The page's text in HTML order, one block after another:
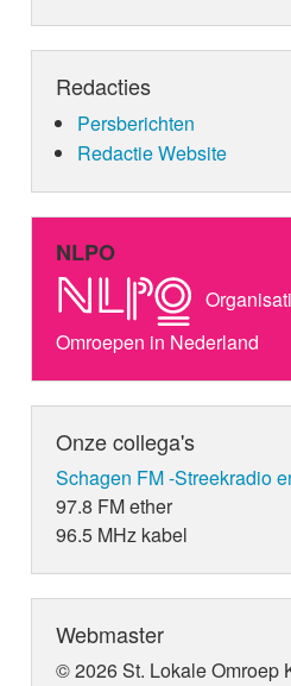
Redacties
Persberichten
Redactie Website
NLPO
Omroepen in Nederland
Onze collega's
Schagen FM -Streekradio
97.8 FM ether
96.5 MHz kabel
Webmaster
© 2026 St. Lokale Omroep